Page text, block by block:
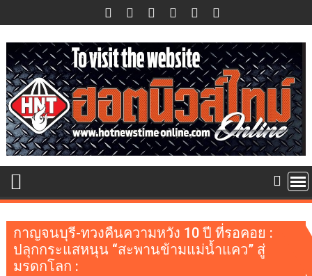
to
content
กาญจนบุรี-ทวงคืนความหวัง 10 ปี ที่รอคอย :
ปลุกกระแสหนุน “สะพานข้ามแม่น้ำแคว” สู่
มรดกโลก :